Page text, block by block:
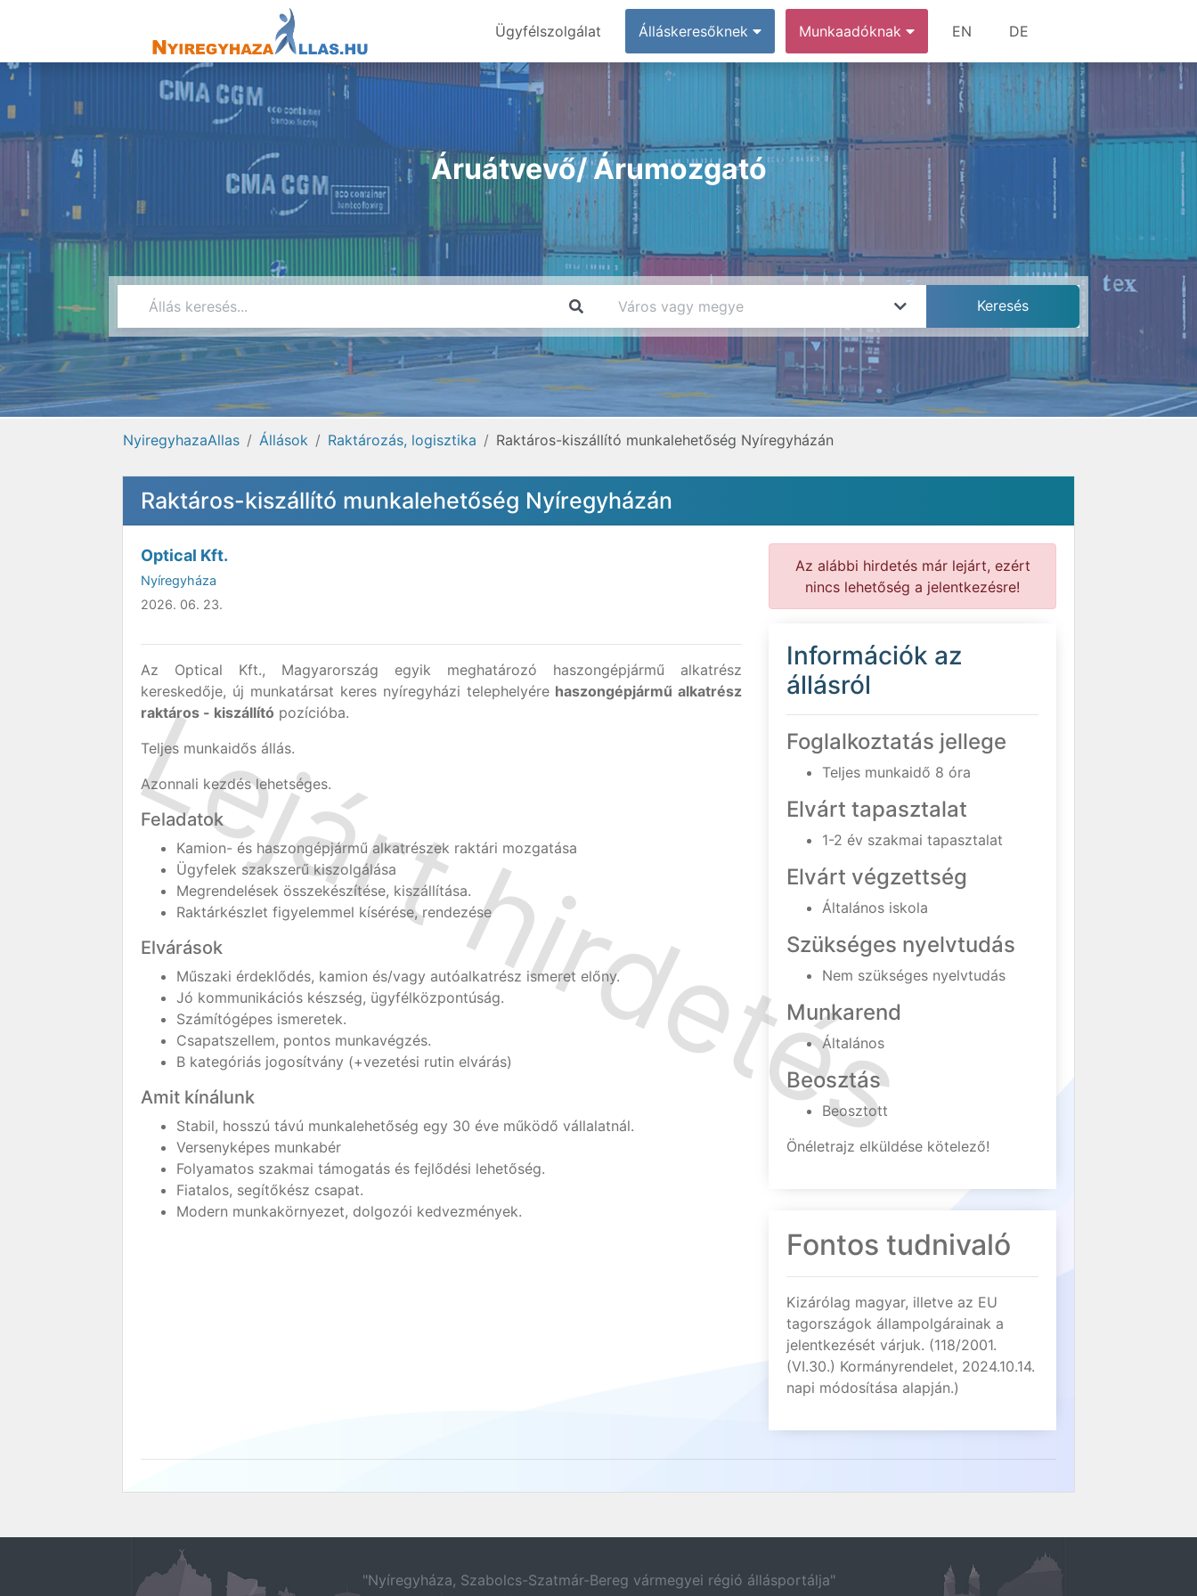
Ügyfélszolgálat Álláskeresőknek Munkaadóknak EN DE
Áruátvevő/ Árumozgató
NyiregyhazaAllas Állások Raktározás, logisztika Raktáros-kiszállító munkalehetőség Nyíregyházán
Raktáros-kiszállító munkalehetőség Nyíregyházán
Optical Kft.
Nyíregyháza
2026. 06. 23.
Az Optical Kft., Magyarország egyik meghatározó haszongépjármű alkatrész
kereskedője, új munkatársat keres nyíregyházi telephelyére haszongépjármű alkatrész
raktáros - kiszállító pozícióba.
Teljes munkaidős állás.
Azonnali kezdés lehetséges.
Feladatok
Kamion- és haszongépjármű alkatrészek raktári mozgatása
Ügyfelek szakszerű kiszolgálása
Megrendelések összekészítése, kiszállítása.
Raktárkészlet figyelemmel kísérése, rendezése
Elvárások
Műszaki érdeklődés, kamion és/vagy autóalkatrész ismeret előny.
Jó kommunikációs készség, ügyfélközpontúság.
Számítógépes ismeretek.
Csapatszellem, pontos munkavégzés.
B kategóriás jogosítvány (+vezetési rutin elvárás)
Amit kínálunk
Stabil, hosszú távú munkalehetőség egy 30 éve működő vállalatnál.
Versenyképes munkabér
Folyamatos szakmai támogatás és fejlődési lehetőség.
Fiatalos, segítőkész csapat.
Modern munkakörnyezet, dolgozói kedvezmények.
Az alábbi hirdetés már lejárt, ezért
nincs lehetőség a jelentkezésre!
Információk az
állásról
Foglalkoztatás jellege
Teljes munkaidő 8 óra
Elvárt tapasztalat
1-2 év szakmai tapasztalat
Elvárt végzettség
Általános iskola
Szükséges nyelvtudás
Nem szükséges nyelvtudás
Munkarend
Általános
Beosztás
Beosztott
Önéletrajz elküldése kötelező!
Fontos tudnivaló
Kizárólag magyar, illetve az EU
tagországok állampolgárainak a
jelentkezését várjuk. (118/2001.
(VI.30.) Kormányrendelet, 2024.10.14.
napi módosítása alapján.)
"Nyíregyháza, Szabolcs-Szatmár-Bereg vármegyei régió állásportálja"